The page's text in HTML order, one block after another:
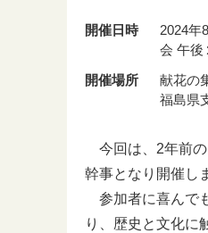
開催日時
2024年
会 午後
開催場所
献花の
福島県
今回は、2年前の
幹事となり開催し
参加者に喜んで
り、歴史と文化に